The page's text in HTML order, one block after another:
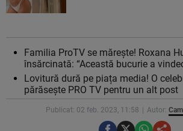
Familia ProTV se mărește! Roxana
însărcinată: “Această bucurie a
Lovitură dură pe piața media! O
părăsește PRO TV pentru un alt post
Publicat: 02 feb. 2023, 11:58 Autor: